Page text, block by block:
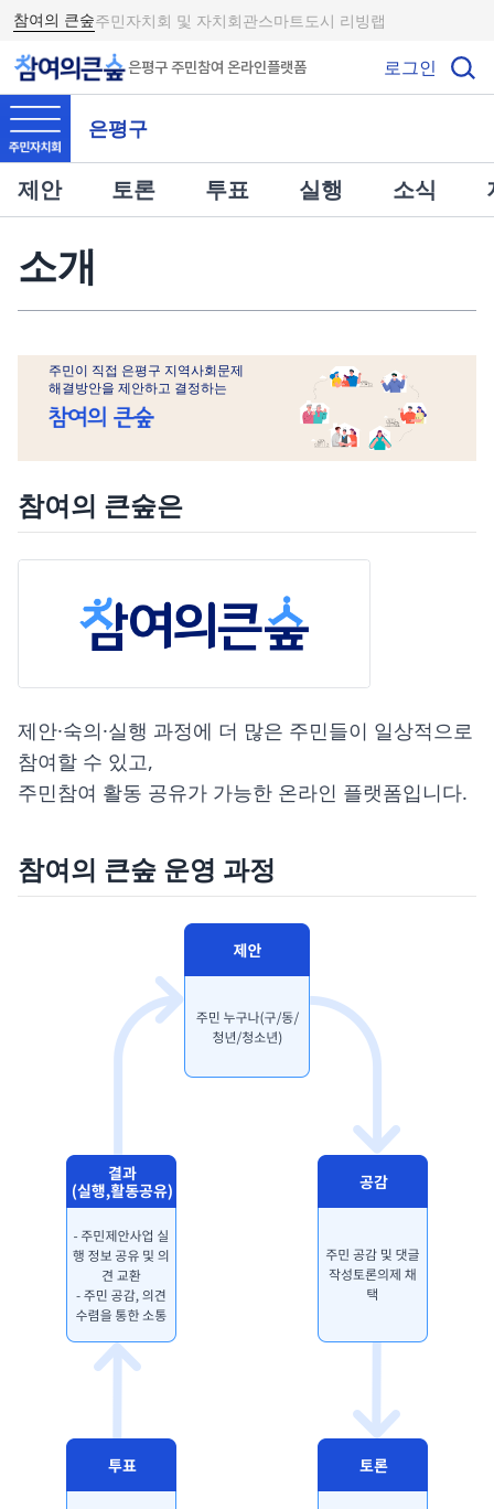
참여의 큰숲주민자치회 및 자치회관스마트도시 리빙랩
은평구 주민참여 온라인플랫폼 로그인
은평구
제안 토론 투표 실행 소식
소개
주민이 직접 은평구 지역사회문제
해결방안을 제안하고 결정하는
참여의 큰숲은
제안·숙의·실행 과정에 더 많은 주민들이 일상적으로
참여할 수 있고,
주민참여 활동 공유가 가능한 온라인 플랫폼입니다.
참여의 큰숲 운영 과정